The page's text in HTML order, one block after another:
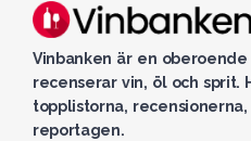
Vinbanken är en
recenserar vin, öl och sprit.
topplistorna,
reportagen.